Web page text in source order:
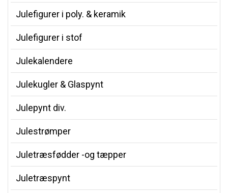
Julefigurer i poly. & keramik
Julefigurer i stof
Julekalendere
Julekugler & Glaspynt
Julepynt div.
Julestrømper
Juletræsfødder -og tæpper
Juletræspynt